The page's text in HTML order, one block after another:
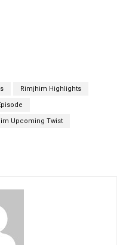
Rimjhim Highlights
Upcoming Twist